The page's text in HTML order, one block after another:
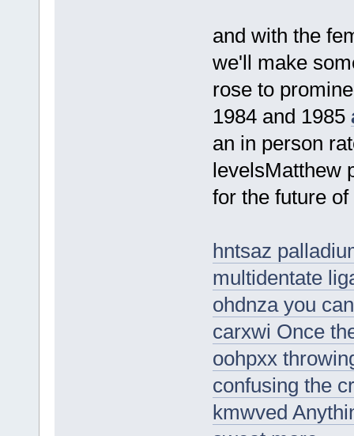
and with the
we'll make
rose to
1984 and 1985
an in person
levelsMatthew
for the future
hntsaz
multidentate
ohdnza you
carxwi Once
oohpxx
confusing the
kmwved